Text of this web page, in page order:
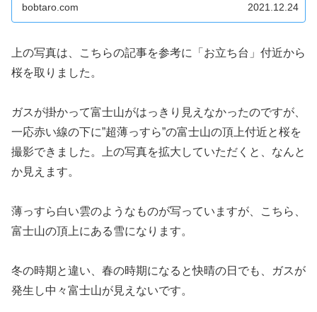
bobtaro.com 2021.12.24
上の写真は、こちらの記事を参考に「お立ち台」付近から
桜を取りました。
ガスが掛かって富士山がはっきり見えなかったのですが、
一応赤い線の下に”超薄っすら”の富士山の頂上付近と桜を
撮影できました。上の写真を拡大していただくと、なんと
か見えます。
薄っすら白い雲のようなものが写っていますが、こちら、
富士山の頂上にある雪になります。
冬の時期と違い、春の時期になると快晴の日でも、ガスが
発生し中々富士山が見えないです。